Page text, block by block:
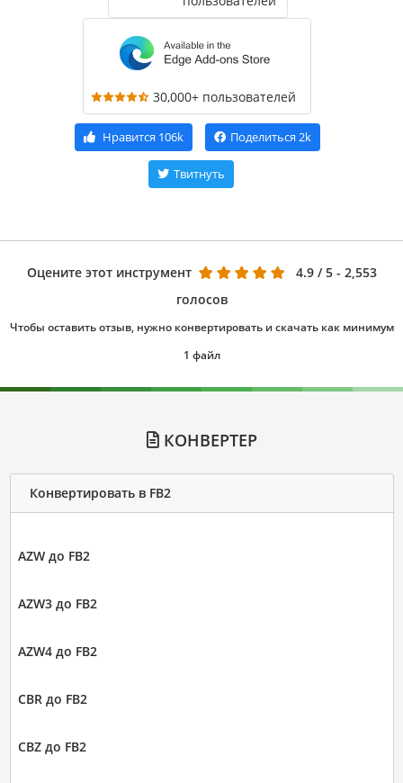
30,000+ пользователей
Нравится 106k Поделиться 2k
Твитнуть
Оцените этот инструмент 4.9 / 5 - 2,553
голосов
Чтобы оставить отзыв, нужно конвертировать и скачать как минимум
1 файл
КОНВЕРТЕР
Конвертировать в FB2
AZW до FB2
AZW3 до FB2
AZW4 до FB2
CBR до FB2
CBZ до FB2